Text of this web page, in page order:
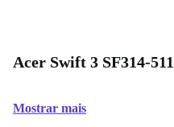
Acer Swift 3 SF314-
Mostrar mais